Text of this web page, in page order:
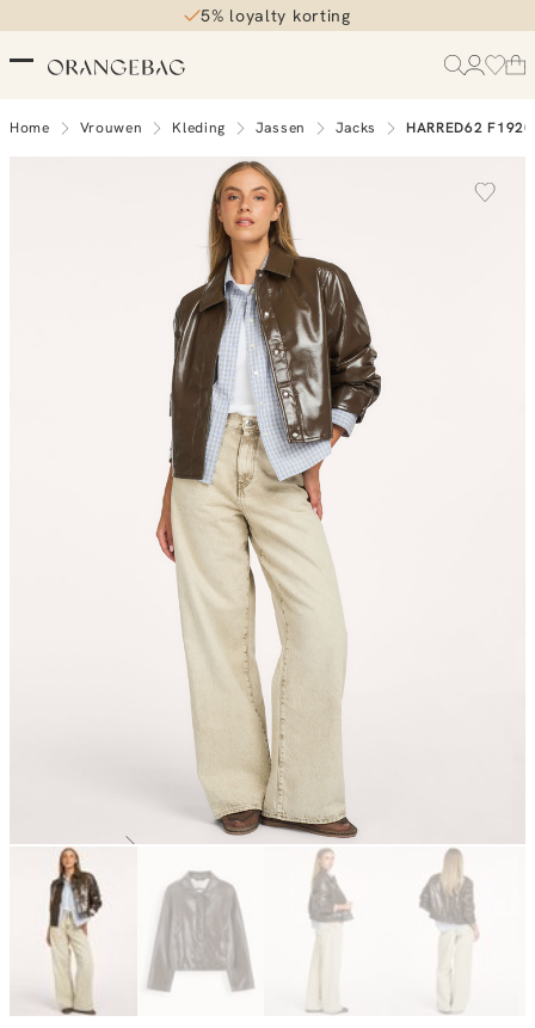
5% loyalty korting
Home Vrouwen Kleding Jassen Jacks HARRED62 F1920